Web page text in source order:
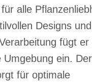
alle
Designs
fügt er
Umgebung ein. Der
für optimale